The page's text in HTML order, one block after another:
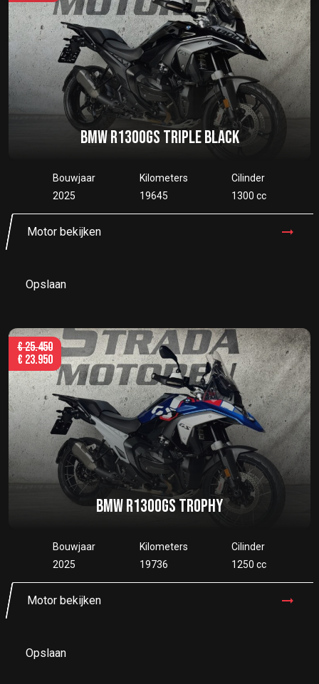
BMW R1300GS TRIPLE BLACK
Bouwjaar
2025
Kilometers
19645
Cilinder
1300 cc
Motor bekijken
Opslaan
BMW R1300GS TROPHY
Bouwjaar
2025
Kilometers
19736
Cilinder
1250 cc
Motor bekijken
€25.450
€ 23.950
Opslaan